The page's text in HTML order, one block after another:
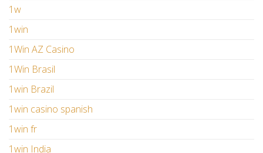
1w
1win
1Win AZ Casino
1Win Brasil
1win Brazil
1win casino spanish
1win fr
1win India